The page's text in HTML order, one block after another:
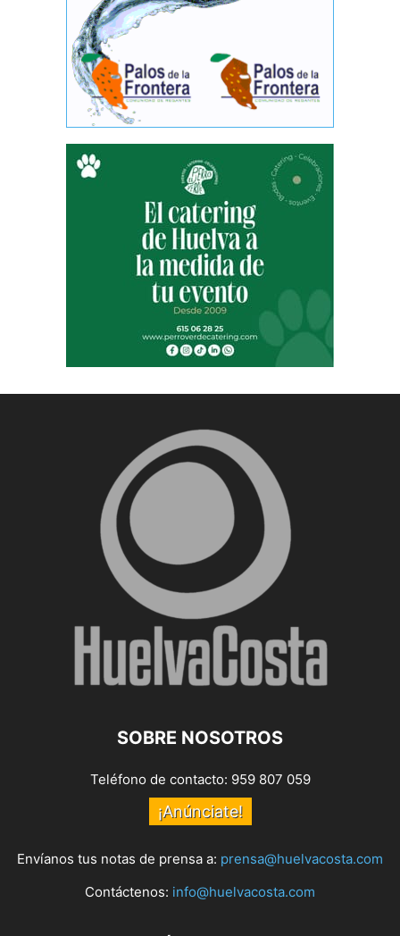
SOBRE NOSOTROS
Teléfono de contacto: 959 807 059
¡Anúnciate!
Envíanos tus notas de prensa a: prensa@huelvacosta.com
Contáctenos: info@huelvacosta.com